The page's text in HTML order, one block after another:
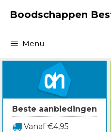
naarBoodschappen
Menu
Beste aanbiedingen
Vanaf €4,95